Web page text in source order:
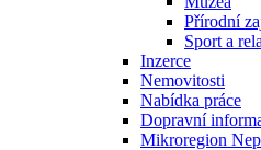
Přírodní
Sport a
Inzerce
Nemovitosti
Nabídka práce
Dopravní
Mikroregion